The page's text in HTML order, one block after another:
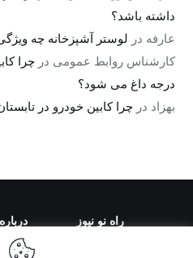
داشته باشد؟
عارفه در لوستر آشپزخانه چه
کارشناس روابط عمومی در
درجه داغ می شود؟
بهزاد درچرا کابین خودرو در تابستان تا ۶۰ درجه داغ
راه نو نیوز